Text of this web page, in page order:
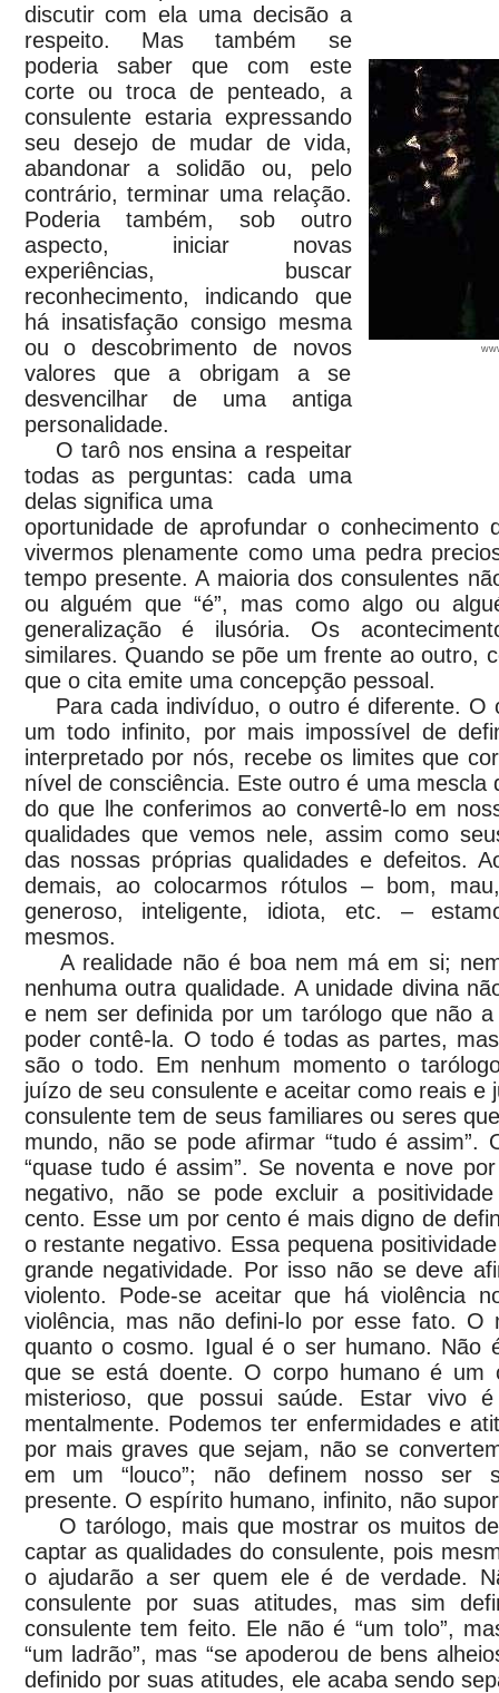
discutir com ela uma decisão a
respeito. Mas também se
poderia saber que com este
corte ou troca de penteado, a
consulente estaria expressando
seu desejo de mudar de vida,
abandonar a solidão ou, pelo
contrário, terminar uma relação.
Poderia também, sob outro
aspecto, iniciar novas
experiências, buscar
reconhecimento, indicando que
há insatisfação consigo mesma
ou o descobrimento de novos
valores que a obrigam a se
desvencilhar de uma antiga
personalidade.
O tarô nos ensina a respeitar
todas as perguntas: cada uma
delas significa uma
oportunidade de aprofundar o conhecimento
vivermos plenamente como uma pedra
tempo presente. A maioria dos consulentes
ou alguém que “é”, mas como algo ou
generalização é ilusória. Os
similares. Quando se põe um frente ao outro,
que o cita emite uma concepção pessoal.
Para cada indivíduo, o outro é diferente. O
um todo infinito, por mais impossível de
interpretado por nós, recebe os limites que
nível de consciência. Este outro é uma mescla
do que lhe conferimos ao convertê-lo em
qualidades que vemos nele, assim como
das nossas próprias qualidades e defeitos.
demais, ao colocarmos rótulos – bom,
generoso, inteligente, idiota, etc. –
mesmos.
A realidade não é boa nem má em si;
nenhuma outra qualidade. A unidade divina
e nem ser definida por um tarólogo que não
poder contê-la. O todo é todas as partes,
são o todo. Em nenhum momento o
juízo de seu consulente e aceitar como reais e
consulente tem de seus familiares ou seres
mundo, não se pode afirmar “tudo é assim”.
“quase tudo é assim”. Se noventa e nove
negativo, não se pode excluir a
cento. Esse um por cento é mais digno de
o restante negativo. Essa pequena
grande negatividade. Por isso não se deve
violento. Pode-se aceitar que há violência
violência, mas não defini-lo por esse fato. O
quanto o cosmo. Igual é o ser humano. Não
que se está doente. O corpo humano é um
misterioso, que possui saúde. Estar vivo
mentalmente. Podemos ter enfermidades e
por mais graves que sejam, não se
em um “louco”; não definem nosso ser
presente. O espírito humano, infinito, não
O tarólogo, mais que mostrar os muitos
captar as qualidades do consulente, pois
o ajudarão a ser quem ele é de verdade.
consulente por suas atitudes, mas sim
consulente tem feito. Ele não é “um tolo”,
“um ladrão”, mas “se apoderou de bens
definido por suas atitudes, ele acaba sendo